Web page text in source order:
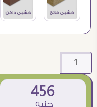
456
جنيه